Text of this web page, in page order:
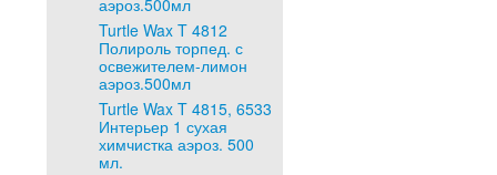
аэроз.500мл
Turtle Wax T 4812
Полироль торпед. с
освежителем-лимон
аэроз.500мл
Turtle Wax T 4815, 6533
Интерьер 1 сухая
химчистка аэроз. 500
мл.